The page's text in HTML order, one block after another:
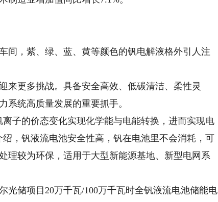
，紫、绿、蓝、黄等颜色的钒电解液格外引人注
更多挑战。具备安全高效、低碳清洁、柔性灵
系统高质量发展的重要抓手。
的价态变化实现化学能与电能转换，进而实现电
，钒液流电池安全性高，钒在电池里不会消耗，可
理较为环保，适用于大型新能源基地、新型电网系
储项目20万千瓦/100万千瓦时全钒液流电池储能电